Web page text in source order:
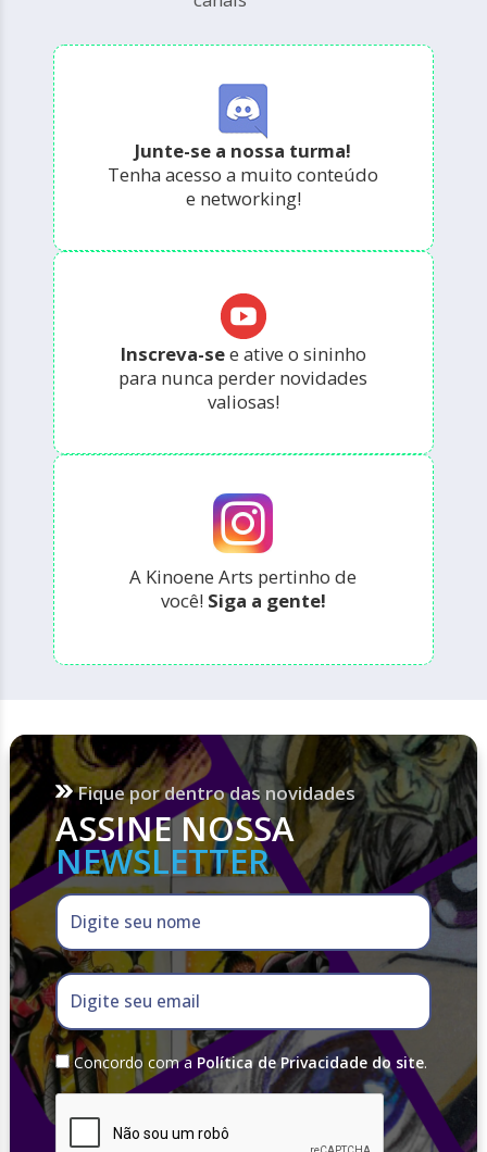
Junte-se a nossa turma!
Tenha acesso a muito conteúdo
e networking!
Inscreva-see ative o sininho
para nunca perder novidades
valiosas!
A Kinoene Arts pertinho de
você! Siga a gente!
Fique por dentro das novidades
ASSINE NOSSA
NEWSLETTER
Digite seu nome
Digite seu email
Concordo com a Política de Privacidade do site.